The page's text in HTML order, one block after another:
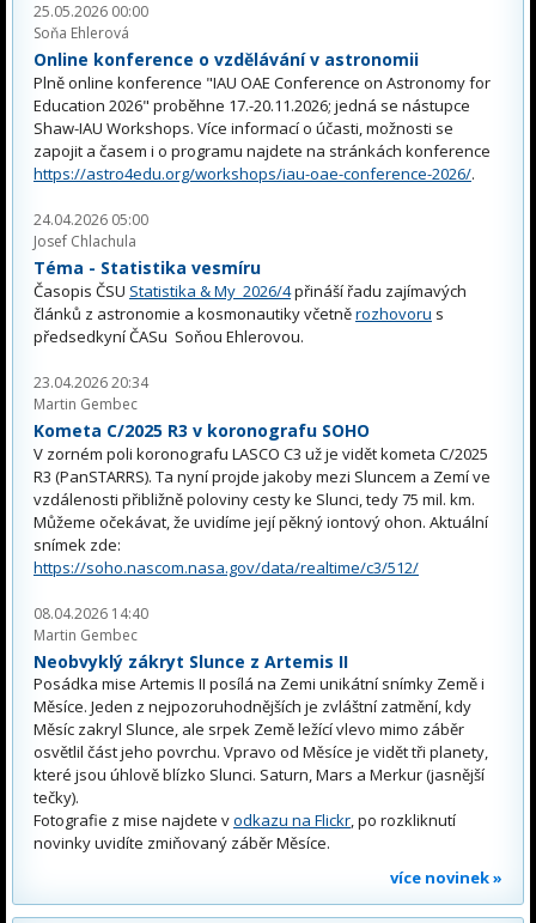
25.05.2026 00:00
Soňa Ehlerová
Online konference o vzdělávání v astronomii
Plně online konference "IAU OAE Conference on Astronomy for
Education 2026" proběhne 17.-20.11.2026; jedná se nástupce
Shaw-IAU Workshops. Více informací o účasti, možnosti se
zapojit a časem i o programu najdete na stránkách konference
https://astro4edu.org/workshops/iau-oae-conference-2026/.
24.04.2026 05:00
Josef Chlachula
Téma - Statistika vesmíru
Časopis ČSU Statistika & My 2026/4přináší řadu zajímavých
článků z astronomie a kosmonautiky včetněrozhovoru s
předsedkyní ČASu Soňou Ehlerovou.
23.04.2026 20:34
Martin Gembec
Kometa C/2025 R3 v koronografu SOHO
V zorném poli koronografu LASCO C3 už je vidět kometa C/2025
R3 (PanSTARRS). Ta nyní projde jakoby mezi Sluncem a Zemí ve
vzdálenosti přibližně poloviny cesty ke Slunci, tedy 75 mil. km.
Můžeme očekávat, že uvidíme její pěkný iontový ohon. Aktuální
snímek zde:
https://soho.nascom.nasa.gov/data/realtime/c3/512/
08.04.2026 14:40
Martin Gembec
Neobvyklý zákryt Slunce z Artemis II
Posádka mise Artemis II posílá na Zemi unikátní snímky Země i
Měsíce. Jeden z nejpozoruhodnějších je zvláštní zatmění, kdy
Měsíc zakryl Slunce, ale srpek Země ležící vlevo mimo záběr
osvětlil část jeho povrchu. Vpravo od Měsíce je vidět tři planety,
které jsou úhlově blízko Slunci. Saturn, Mars a Merkur (jasnější
tečky).
Fotografie z mise najdete vodkazu na Flickr, po rozkliknutí
novinky uvidíte zmiňovaný záběr Měsíce.
více novinek »